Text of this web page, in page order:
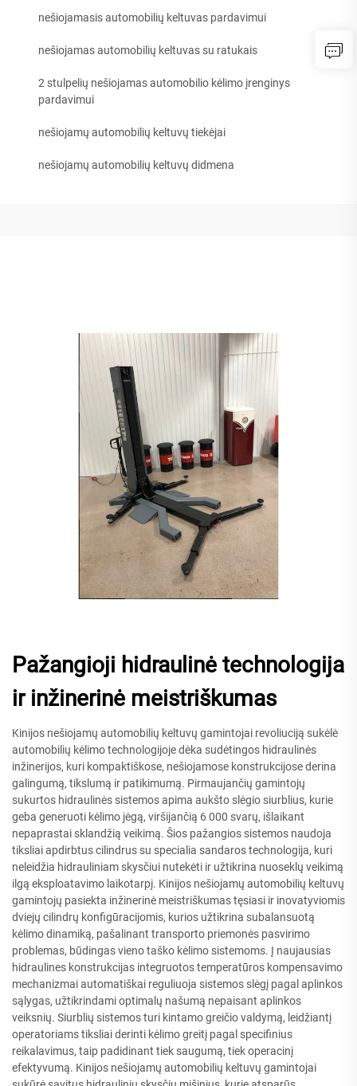
nešiojamasis automobilių keltuvas pardavimui
nešiojamas automobilių keltuvas su ratukais
2 stulpelių nešiojamas automobilio kėlimo įrenginys
pardavimui
nešiojamų automobilių keltuvų tiekėjai
nešiojamų automobilių keltuvų didmena
Pažangioji hidraulinė technologija
ir inžinerinė meistriškumas
Kinijos nešiojamų automobilių keltuvų gamintojai revoliuciją sukėlė
automobilių kėlimo technologijoje dėka sudėtingos hidraulinės
inžinerijos, kuri kompaktiškose, nešiojamose konstrukcijose derina
galingumą, tikslumą ir patikimumą. Pirmaujančių gamintojų
sukurtos hidraulinės sistemos apima aukšto slėgio siurblius, kurie
geba generuoti kėlimo jėgą, viršijančią 6 000 svarų, išlaikant
nepaprastai sklandžią veikimą. Šios pažangios sistemos naudoja
tiksliai apdirbtus cilindrus su specialia sandaros technologija, kuri
neleidžia hidrauliniam skysčiui nutekėti ir užtikrina nuoseklų veikimą
ilgą eksploatavimo laikotarpį. Kinijos nešiojamų automobilių keltuvų
gamintojų pasiekta inžinerinė meistriškumas tęsiasi ir inovatyviomis
dviejų cilindrų konfigūracijomis, kurios užtikrina subalansuotą
kėlimo dinamiką, pašalinant transporto priemonės pasvirimo
problemas, būdingas vieno taško kėlimo sistemoms. Į naujausias
hidraulines konstrukcijas integruotos temperatūros kompensavimo
mechanizmai automatiškai reguliuoja sistemos slėgį pagal aplinkos
sąlygas, užtikrindami optimalų našumą nepaisant aplinkos
veiksnių. Siurblių sistemos turi kintamo greičio valdymą, leidžiantį
operatoriams tiksliai derinti kėlimo greitį pagal specifinius
reikalavimus, taip padidinant tiek saugumą, tiek operacinį
efektyvumą. Kinijos nešiojamų automobilių keltuvų gamintojai